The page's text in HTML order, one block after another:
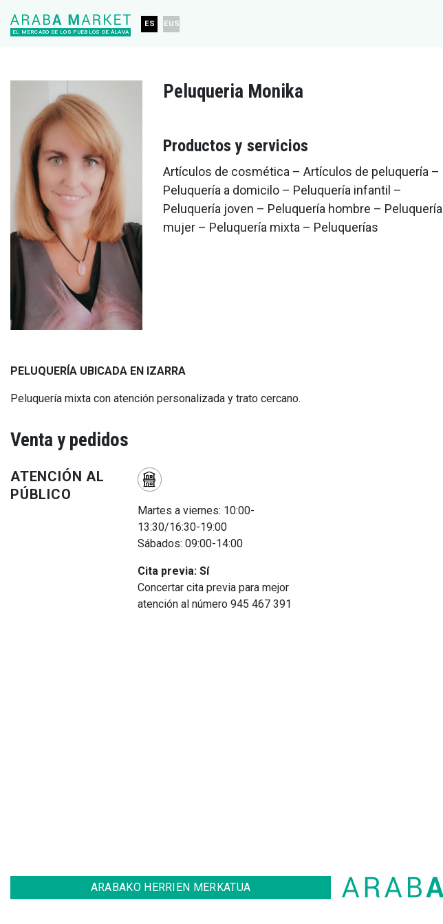
EL MERCADO DE LOS PUEBLOS DE ÁLAVA
ES EUS
Peluqueria Monika
Productos y servicios
Artículos de cosmética – Artículos de peluquería –
Peluquería a domicilo – Peluquería infantil –
Peluquería joven – Peluquería hombre – Peluquería
mujer – Peluquería mixta – Peluquerías
PELUQUERÍA UBICADA EN IZARRA
Peluquería mixta con atención personalizada y trato cercano.
Venta y pedidos
ATENCIÓN AL
PÚBLICO
Martes a viernes: 10:00-
13:30/16:30-19:00
Sábados: 09:00-14:00
Cita previa: Sí
Concertar cita previa para mejor
atención al número 945 467 391
ARABAKO HERRIEN MERKATUA